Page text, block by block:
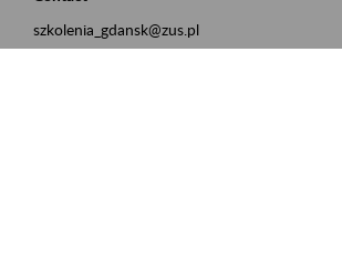
szkolenia_gdansk@zus.pl